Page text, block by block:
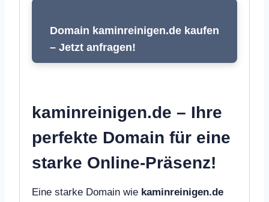
Domain kaminreinigen.de kaufen
– Jetzt anfragen!
kaminreinigen.de – Ihre
perfekte Domain für eine
starke Online-Präsenz!
Eine starke Domain wie kaminreinigen.de